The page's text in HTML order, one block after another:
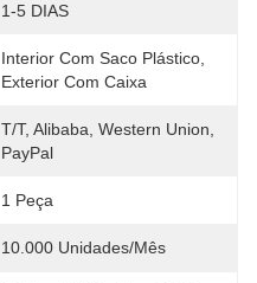
1-5 DIAS
Interior Com Saco Plástico,
Exterior Com Caixa
T/T, Alibaba, Western Union,
PayPal
1 Peça
10.000 Unidades/mês